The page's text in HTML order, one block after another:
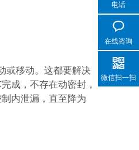
或移动。这都要解决
成，不存在动密封，
内泄漏，直至降为
电话
在线咨询
微信扫一扫